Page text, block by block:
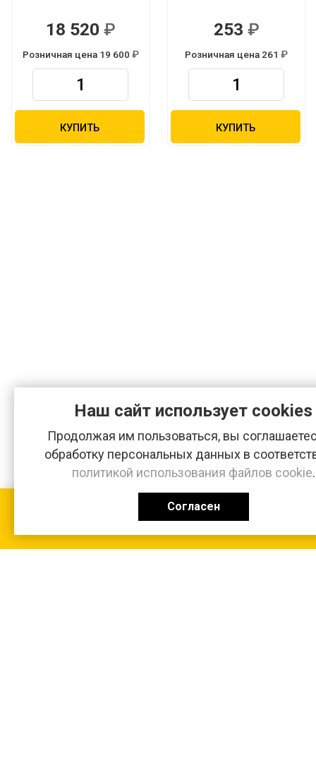
18 520
Розничная цена 19 600
КУПИТЬ
253
Розничная цена 261
КУПИТЬ
Р
Р Р
Наш сайт использует cookies
Продолжая им пользоваться, вы
обработку персональных данных в
политикой использования файлов cookie.
Согласен